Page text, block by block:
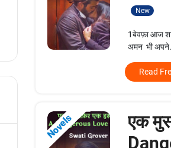
New
1बेवफ़ा आज
अमन भी
Read
Novels
एक